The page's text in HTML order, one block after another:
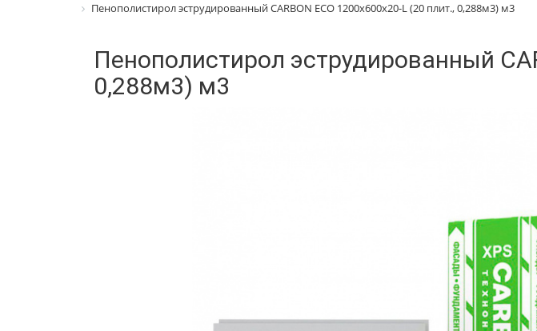
Пенополистирол эструдированный CARBON ECO 1200x600x20-L (20 плит., 0,288м3) м3
Пенополистирол эструдированный
0,288м3) м3